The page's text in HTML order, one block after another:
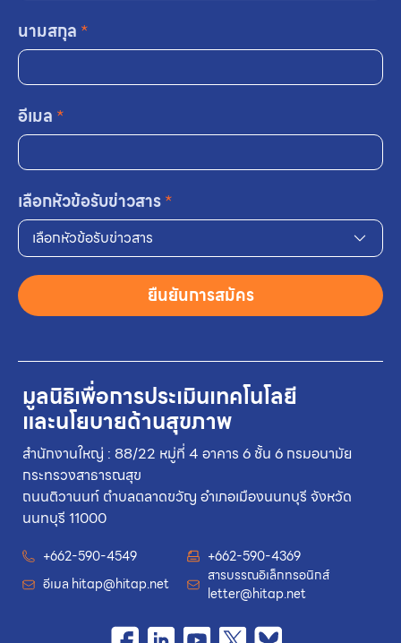
มูลนิธิเพื่อการประเมินเทคโนโลยี
และนโยบายด้านสุขภาพ
สำนักงานใหญ่ : 88/22 หมู่ที่ 4 อาคาร 6 ชั้น 6 กรมอนามัย
กระทรวงสาธารณสุข
ถนนติวานนท์ ตำบลตลาดขวัญ อำเภอเมืองนนทบุรี จังหวัด
นนทบุรี 11000
+662-590-4549
+662-590-4369
อีเมล hitap@hitap.net
สารบรรณอิเล็กทรอนิกส์
letter@hitap.net
นามสกุล *
อีเมล *
เลือกหัวข้อรับข่าวสาร*
เลือกหัวข้อรับข่าวสาร
ยืนยันการสมัคร